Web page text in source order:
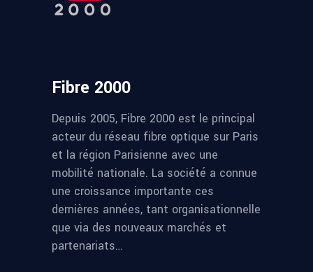
Fibre 2000
Depuis 2005, Fibre 2000 est le principal
acteur du réseau fibre optique sur Paris
et la région Parisienne avec une
mobilité nationale. La société a connue
une croissance importante ces
dernières années, tant organisationnelle
que via des nouveaux marchés et
partenariats…